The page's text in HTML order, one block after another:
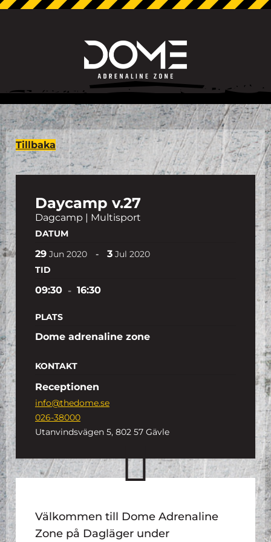
Tillbaka
Daycamp v.27
Dagcamp | Multisport
DATUM
29 Jun 2020 - 3 Jul 2020
TID
09:30 - 16:30
PLATS
Dome adrenaline zone
KONTAKT
Receptionen
info@thedome.se
026-38000
Utanvindsvägen 5, 802 57 Gävle
Välkommen till Dome Adrenaline
Zone på Dagläger under